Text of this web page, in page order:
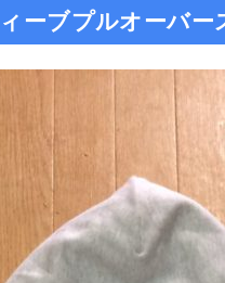
ーブプルオーバー